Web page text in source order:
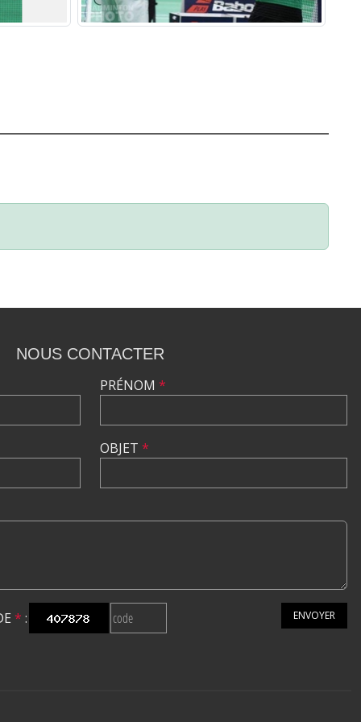
NOUS CONTACTER
PRÉNOM *
OBJET *
* : ENVOYER